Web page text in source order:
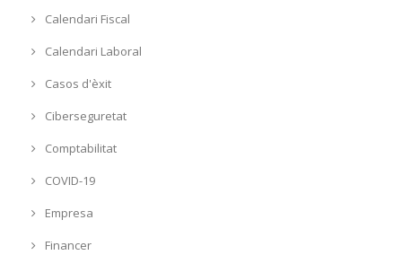
Calendari Fiscal
Calendari Laboral
Casos d'èxit
Ciberseguretat
Comptabilitat
COVID-19
Empresa
Financer